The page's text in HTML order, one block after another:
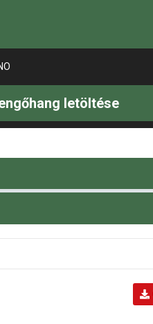
letöltése